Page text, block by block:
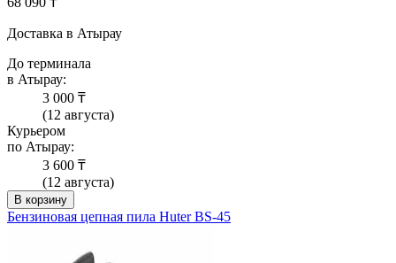
Доставка в Атырау
До терминала
в Атырау:
3 000 ₸
(12 августа)
Курьером
по Атырау:
3 600 ₸
(12 августа)
В корзину
Бензиновая цепная пила Huter BS-45